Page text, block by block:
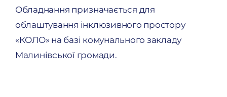
Обладнання призначається для
облаштування інклюзивного простору
«КОЛО» на базі комунального закладу
Малинівської громади.